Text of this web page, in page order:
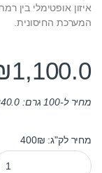
איזון אופטימלי בין
המערכת החיסונית.
1,100.0
מחיר ל-100 גרם: 40.0
מחיר לק"ג: 400₪
מזון לנקאי jbl נובו פלאקו אקסטרה לארג' 5.5 ליטר quantity